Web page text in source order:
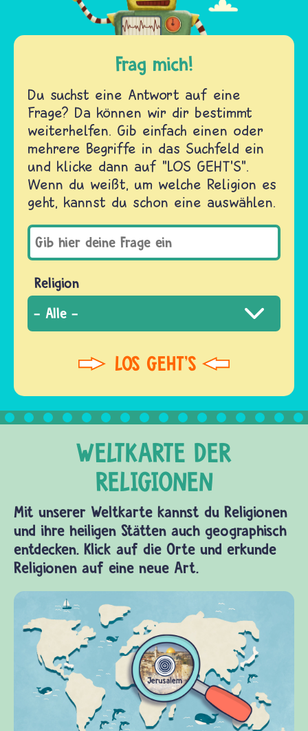
Frag mich!
Du suchst eine Antwort auf eine
Frage? Da können wir dir bestimmt
weiterhelfen. Gib einfach einen oder
mehrere Begriffe in das Suchfeld ein
und klicke dann auf "LOS GEHT'S".
Wenn du weißt, um welche Religion es
geht, kannst du schon eine auswählen.
Religion
Mit unserer Weltkarte kannst du Religionen
und ihre heiligen Stätten auch geographisch
entdecken. Klick auf die Orte und erkunde
Religionen auf eine neue Art.